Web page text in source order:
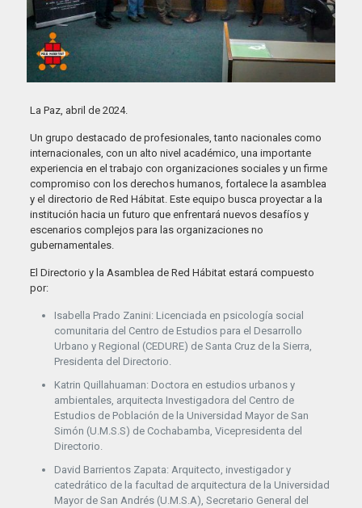
La Paz, abril de 2024.
Un grupo destacado de profesionales, tanto nacionales como
internacionales, con un alto nivel académico, una importante
experiencia en el trabajo con organizaciones sociales y un firme
compromiso con los derechos humanos, fortalece la asamblea
y el directorio de Red Hábitat. Este equipo busca proyectar a la
institución hacia un futuro que enfrentará nuevos desafíos y
escenarios complejos para las organizaciones no
gubernamentales.
El Directorio y la Asamblea de Red Hábitat estará compuesto
por:
Isabella Prado Zanini: Licenciada en psicología social
comunitaria del Centro de Estudios para el Desarrollo
Urbano y Regional (CEDURE) de Santa Cruz de la Sierra,
Presidenta del Directorio.
Katrin Quillahuaman: Doctora en estudios urbanos y
ambientales, arquitecta Investigadora del Centro de
Estudios de Población de la Universidad Mayor de San
Simón (U.M.S.S) de Cochabamba, Vicepresidenta del
Directorio.
David Barrientos Zapata: Arquitecto, investigador y
catedrático de la facultad de arquitectura de la Universidad
Mayor de San Andrés (U.M.S.A), Secretario General del